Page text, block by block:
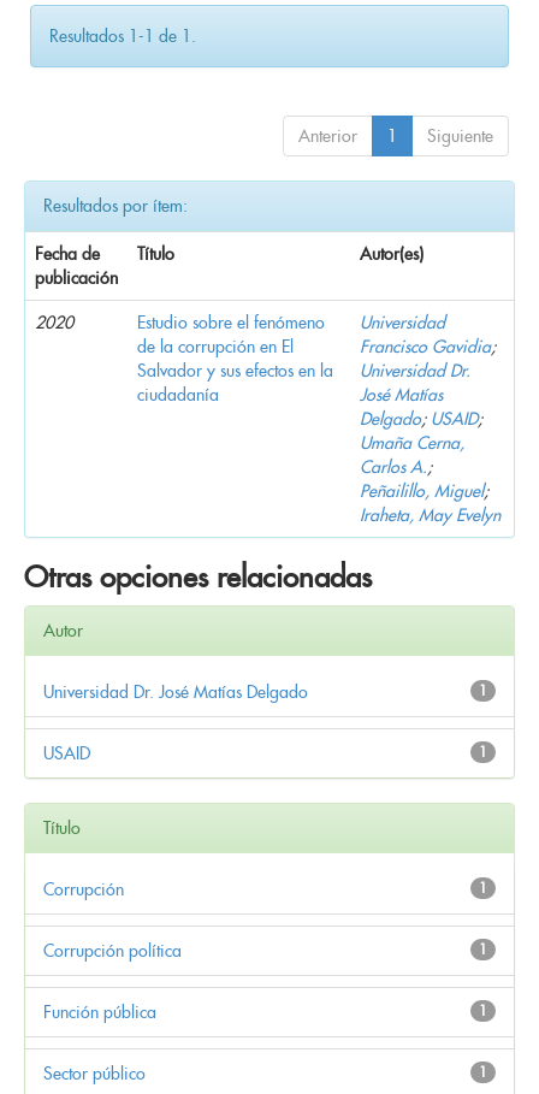
Resultados 1-1 de 1.
Anterior 1 Siguiente
Resultados por ítem:
Fecha de
publicación
Título Autor(es)
2020
Estudio sobre el fenómeno
de la corrupción en El
Salvador y sus efectos en la
ciudadanía
Universidad
Francisco Gavidia;
Universidad Dr.
José Matías
Delgado; USAID;
Umaña Cerna,
Carlos A.;
Peñailillo, Miguel;
Iraheta, May Evelyn
Otras opciones relacionadas
Autor
1
Universidad Dr. José Matías Delgado
1
USAID
Título
1
Corrupción
1
Corrupción política
1
Función pública
1
Sector público